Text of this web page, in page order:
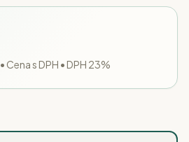
• Cena s DPH • DPH 23%